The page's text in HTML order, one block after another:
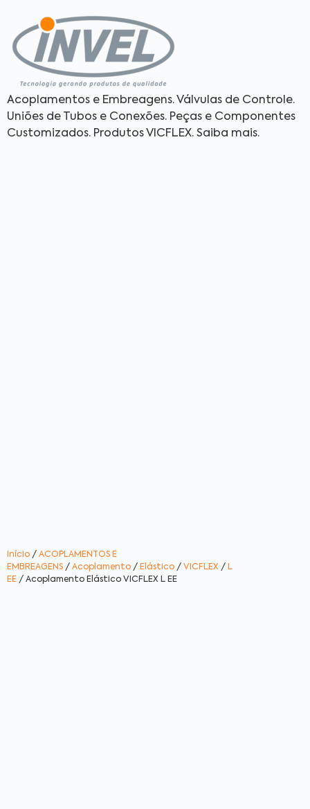
Acoplamentos e Embreagens. Válvulas de Controle.
Uniões de Tubos e Conexões. Peças e Componentes
Customizados. Produtos VICFLEX. Saiba mais.
Início / ACOPLAMENTOS E
EMBREAGENS / Acoplamento / Elástico / VICFLEX / L
EE / Acoplamento Elástico VICFLEX L EE